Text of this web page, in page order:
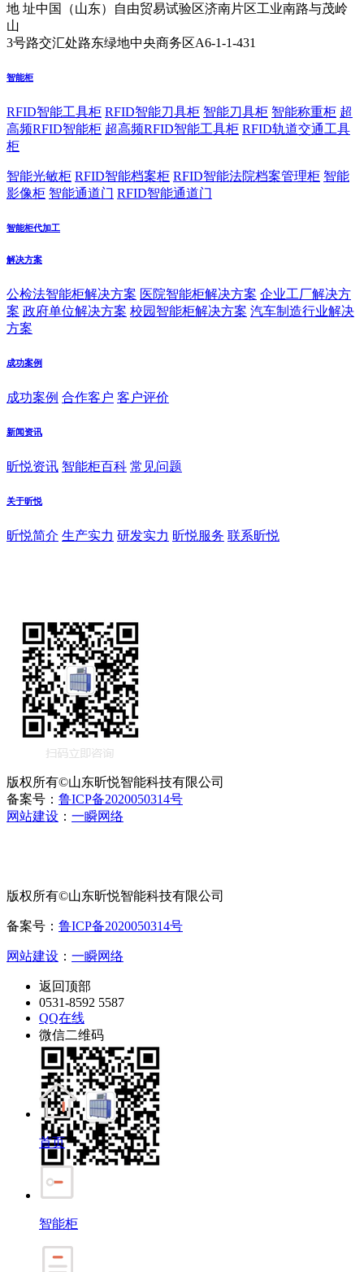
地 址中国（山东）自由贸易试验区济南片区工业南路与茂岭
山
3号路交汇处路东绿地中央商务区A6-1-1-431
智能柜
RFID智能工具柜 RFID智能刀具柜 智能刀具柜 智能称重柜 超
高频RFID智能柜 超高频RFID智能工具柜 RFID轨道交通工具
柜
智能光敏柜 RFID智能档案柜 RFID智能法院档案管理柜 智能
影像柜 智能通道门 RFID智能通道门
智能柜代加工
解决方案
公检法智能柜解决方案 医院智能柜解决方案 企业工厂解决方
案 政府单位解决方案 校园智能柜解决方案 汽车制造行业解决
方案
成功案例
成功案例 合作客户 客户评价
新闻资讯
昕悦资讯 智能柜百科 常见问题
关于昕悦
昕悦简介 生产实力 研发实力 昕悦服务 联系昕悦
版权所有©山东昕悦智能科技有限公司
备案号： 鲁ICP备2020050314号
网站建设 ： 一瞬网络
版权所有©山东昕悦智能科技有限公司
备案号： 鲁ICP备2020050314号
网站建设 ： 一瞬网络
返回顶部
0531-8592 5587
QQ在线
微信二维码
首页
智能柜